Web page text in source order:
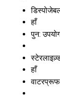
हाँ
पुन:
हाँ
वाटरप्रूफ